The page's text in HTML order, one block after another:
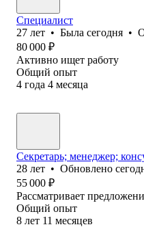
Специалист
27 лет • Была сегодня •
80 000 ₽
Активно ищет работу
Общий опыт
4 года 4 месяца
Секретарь; менеджер;
28 лет • Обновлено
55 000 ₽
Рассматривает
Общий опыт
8 лет 11 месяцев